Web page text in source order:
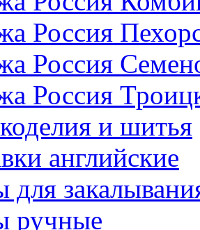
Россия
Россия
Россия
и шитья
английские
для
ручные